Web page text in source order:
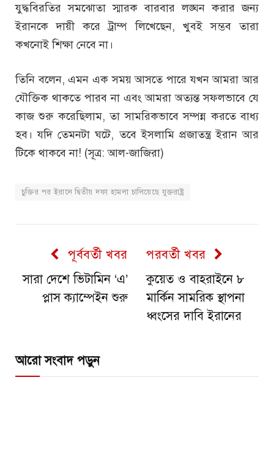
যুদ্ধবিরতির সমঝোতা স্মারক বারবার লঙ্ঘন করার জন্য
ইরানকে দায়ী করে ট্রাম্প লিখেছেন, খুবই সম্ভব তারা
কখনোই শিক্ষা নেবে না।
তিনি বলেন, এমন এক সময় আসতে পারে যখন আমরা আর
যৌক্তিক থাকতে পারব না এবং আমরা অত্যন্ত সফলভাবে যে
কাজ শুরু করেছিলাম, তা সামরিকভাবে সম্পন্ন করতে বাধ্য
হব। যদি তেমনটা ঘটে, তবে ইসলামি প্রজাতন্ত্র ইরান আর
টিকে থাকবে না! (সূত্র: আল-জাজিরা)
চুক্তির পর ইরানে দ্বিতীয় দফা হামলা চালিয়েছে যুক্তরাষ্ট্র
পূর্ববর্তী খবর
সারা দেশে ভিটামিন ‘এ’
প্লাস ক্যাম্পেইন শুরু
পরবর্তী খবর
কুয়েত ও বাহরাইনে ৮
মার্কিন সামরিক স্থাপনা
ধ্বংসের দাবি ইরানের
আরো সংবাদ পড়ুন